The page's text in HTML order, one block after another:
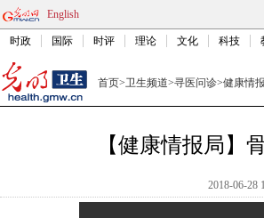
English
时政 国际 时评 理论 文化 科技
首页>卫生频道>寻医问诊>健康情
【健康情报局】
2018-06-28